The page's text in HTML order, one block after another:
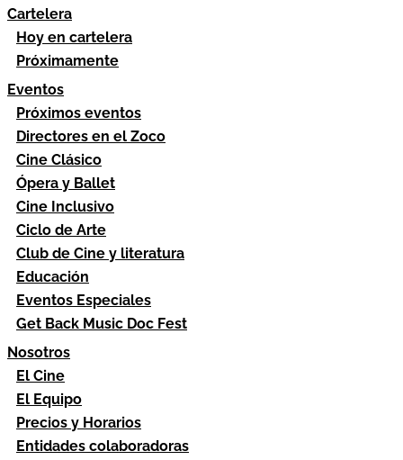
Cartelera
Hoy en cartelera
Próximamente
Eventos
Próximos eventos
Directores en el Zoco
Cine Clásico
Ópera y Ballet
Cine Inclusivo
Ciclo de Arte
Club de Cine y literatura
Educación
Eventos Especiales
Get Back Music Doc Fest
Nosotros
El Cine
El Equipo
Precios y Horarios
Entidades colaboradoras